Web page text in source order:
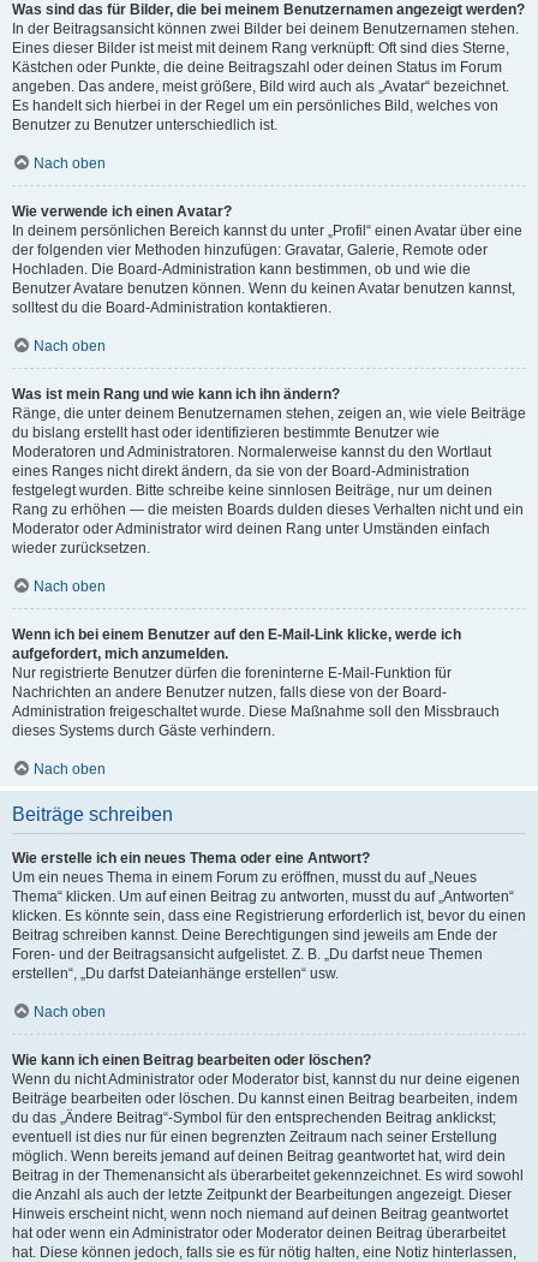
Was sind das für Bilder, die bei meinem Benutzernamen angezeigt werden?
In der Beitragsansicht können zwei Bilder bei deinem Benutzernamen stehen.
Eines dieser Bilder ist meist mit deinem Rang verknüpft: Oft sind dies Sterne,
Kästchen oder Punkte, die deine Beitragszahl oder deinen Status im Forum
angeben. Das andere, meist größere, Bild wird auch als „Avatar“ bezeichnet.
Es handelt sich hierbei in der Regel um ein persönliches Bild, welches von
Benutzer zu Benutzer unterschiedlich ist.
Nach oben
Wie verwende ich einen Avatar?
In deinem persönlichen Bereich kannst du unter „Profil“ einen Avatar über eine
der folgenden vier Methoden hinzufügen: Gravatar, Galerie, Remote oder
Hochladen. Die Board-Administration kann bestimmen, ob und wie die
Benutzer Avatare benutzen können. Wenn du keinen Avatar benutzen kannst,
solltest du die Board-Administration kontaktieren.
Nach oben
Was ist mein Rang und wie kann ich ihn ändern?
Ränge, die unter deinem Benutzernamen stehen, zeigen an, wie viele Beiträge
du bislang erstellt hast oder identifizieren bestimmte Benutzer wie
Moderatoren und Administratoren. Normalerweise kannst du den Wortlaut
eines Ranges nicht direkt ändern, da sie von der Board-Administration
festgelegt wurden. Bitte schreibe keine sinnlosen Beiträge, nur um deinen
Rang zu erhöhen — die meisten Boards dulden dieses Verhalten nicht und ein
Moderator oder Administrator wird deinen Rang unter Umständen einfach
wieder zurücksetzen.
Nach oben
Wenn ich bei einem Benutzer auf den E-Mail-Link klicke, werde ich
aufgefordert, mich anzumelden.
Nur registrierte Benutzer dürfen die foreninterne E-Mail-Funktion für
Nachrichten an andere Benutzer nutzen, falls diese von der Board-
Administration freigeschaltet wurde. Diese Maßnahme soll den Missbrauch
dieses Systems durch Gäste verhindern.
Nach oben
Beiträge schreiben
Wie erstelle ich ein neues Thema oder eine Antwort?
Um ein neues Thema in einem Forum zu eröffnen, musst du auf „Neues
Thema“ klicken. Um auf einen Beitrag zu antworten, musst du auf „Antworten“
klicken. Es könnte sein, dass eine Registrierung erforderlich ist, bevor du einen
Beitrag schreiben kannst. Deine Berechtigungen sind jeweils am Ende der
Foren- und der Beitragsansicht aufgelistet. Z. B. „Du darfst neue Themen
erstellen“, „Du darfst Dateianhänge erstellen“ usw.
Nach oben
Wie kann ich einen Beitrag bearbeiten oder löschen?
Wenn du nicht Administrator oder Moderator bist, kannst du nur deine eigenen
Beiträge bearbeiten oder löschen. Du kannst einen Beitrag bearbeiten, indem
du das „Ändere Beitrag“-Symbol für den entsprechenden Beitrag anklickst;
eventuell ist dies nur für einen begrenzten Zeitraum nach seiner Erstellung
möglich. Wenn bereits jemand auf deinen Beitrag geantwortet hat, wird dein
Beitrag in der Themenansicht als überarbeitet gekennzeichnet. Es wird sowohl
die Anzahl als auch der letzte Zeitpunkt der Bearbeitungen angezeigt. Dieser
Hinweis erscheint nicht, wenn noch niemand auf deinen Beitrag geantwortet
hat oder wenn ein Administrator oder Moderator deinen Beitrag überarbeitet
hat. Diese können jedoch, falls sie es für nötig halten, eine Notiz hinterlassen,